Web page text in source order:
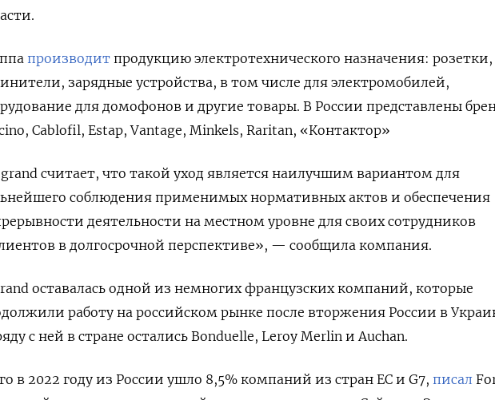
производит продукцию электротехнического назначения: розетки,
зарядные устройства, в том числе для электромобилей,
для домофонов и другие товары. В России представлены
Cablofil, Estap, Vantage, Minkels, Raritan, «Контактор»
считает, что такой уход является наилучшим вариантом для
соблюдения применимых нормативных актов и обеспечения
деятельности на местном уровне для своих сотрудников
в долгосрочной перспективе», — сообщила компания.
оставалась одной из немногих французских компаний, которые
работу на российском рынке после вторжения России в
с ней в стране остались Bonduelle, Leroy Merlin и Auchan.
в 2022 году из России ушло 8,5% компаний из стран ЕС и G7, писал